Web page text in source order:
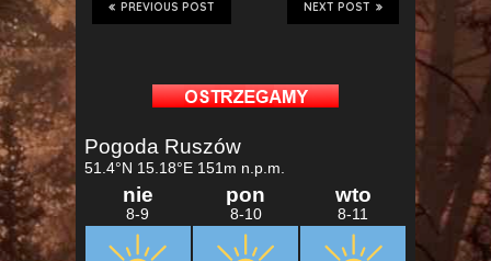
NEXT POST
PREVIOUS POST